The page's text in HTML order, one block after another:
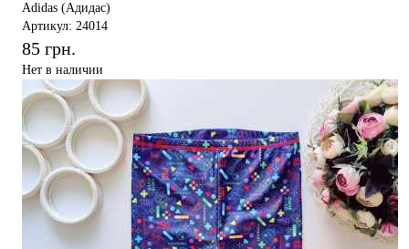
Adidas (Адидас)
Артикул: 24014
85 грн.
Нет в наличии